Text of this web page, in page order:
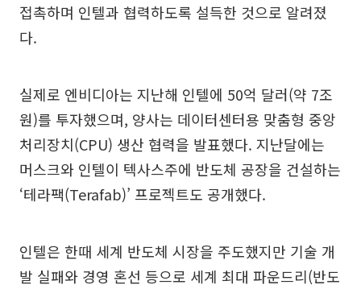
접촉하며 인텔과 협력하도록 설득한 것으로 알려졌
다.
실제로 엔비디아는 지난해 인텔에 50억 달러(약 7조
원)를 투자했으며, 양사는 데이터센터용 맞춤형 중앙
처리장치(CPU) 생산 협력을 발표했다. 지난달에는
머스크와 인텔이 텍사스주에 반도체 공장을 건설하는
‘테라팩(Terafab)’ 프로젝트도 공개했다.
인텔은 한때 세계 반도체 시장을 주도했지만 기술 개
발 실패와 경영 혼선 등으로 세계 최대 파운드리(반도